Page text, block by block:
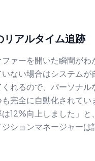
リアルタイム追跡
ファーを開いた瞬間がわ
ない場合はシステムが
れるので、パーソナル
完全に自動化されてい
12%向上しました」と
ションマネージャーは